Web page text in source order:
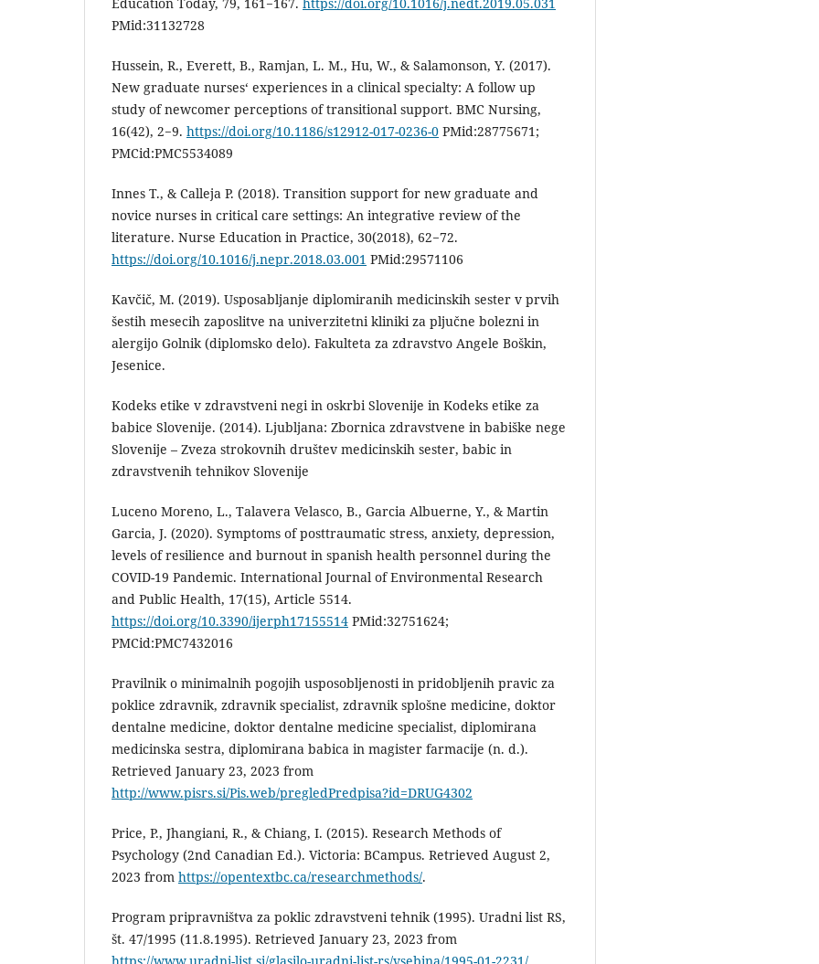
PMid:31132728
Hussein, R., Everett, B., Ramjan, L. M., Hu, W., & Salamonson, Y. (2017).
New graduate nurses‘ experiences in a clinical specialty: A follow up
study of newcomer perceptions of transitional support. BMC Nursing,
16(42), 2−9. https://doi.org/10.1186/s12912-017-0236-0 PMid:28775671;
PMCid:PMC5534089
Innes T., & Calleja P. (2018). Transition support for new graduate and
novice nurses in critical care settings: An integrative review of the
literature. Nurse Education in Practice, 30(2018), 62−72.
https://doi.org/10.1016/j.nepr.2018.03.001 PMid:29571106
Kavčič, M. (2019). Usposabljanje diplomiranih medicinskih sester v prvih
šestih mesecih zaposlitve na univerzitetni kliniki za pljučne bolezni in
alergijo Golnik (diplomsko delo). Fakulteta za zdravstvo Angele Boškin,
Jesenice.
Kodeks etike v zdravstveni negi in oskrbi Slovenije in Kodeks etike za
babice Slovenije. (2014). Ljubljana: Zbornica zdravstvene in babiške nege
Slovenije – Zveza strokovnih društev medicinskih sester, babic in
zdravstvenih tehnikov Slovenije
Luceno Moreno, L., Talavera Velasco, B., Garcia Albuerne, Y., & Martin
Garcia, J. (2020). Symptoms of posttraumatic stress, anxiety, depression,
levels of resilience and burnout in spanish health personnel during the
COVID-19 Pandemic. International Journal of Environmental Research
and Public Health, 17(15), Article 5514.
https://doi.org/10.3390/ijerph17155514 PMid:32751624;
PMCid:PMC7432016
Pravilnik o minimalnih pogojih usposobljenosti in pridobljenih pravic za
poklice zdravnik, zdravnik specialist, zdravnik splošne medicine, doktor
dentalne medicine, doktor dentalne medicine specialist, diplomirana
medicinska sestra, diplomirana babica in magister farmacije (n. d.).
Retrieved January 23, 2023 from
http://www.pisrs.si/Pis.web/pregledPredpisa?id=DRUG4302
Price, P., Jhangiani, R., & Chiang, I. (2015). Research Methods of
Psychology (2nd Canadian Ed.). Victoria: BCampus. Retrieved August 2,
2023 from https://opentextbc.ca/researchmethods/.
Program pripravništva za poklic zdravstveni tehnik (1995). Uradni list RS,
št. 47/1995 (11.8.1995). Retrieved January 23, 2023 from